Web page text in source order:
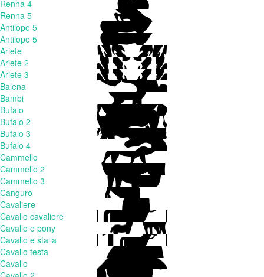
Renna 4
Renna 5
Antilope 5
Antilope 5
Ariete
Ariete 2
Ariete 3
Balena
Bambi
Bufalo
Bufalo 2
Bufalo 3
Bufalo 4
Cammello
Cammello 2
Cammello 3
Canguro
Cavaliere
Cavallo cavaliere
Cavallo e pony
Cavallo e stalla
Cavallo testa
Cavallo